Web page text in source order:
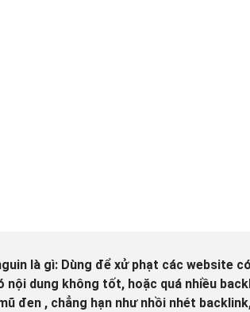
là gì: Dùng để xử phạt các website
nội dung không tốt, hoặc quá nhiều
đen , chẳng hạn như nhồi nhét